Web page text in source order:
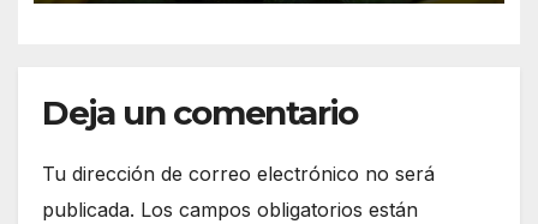
Deja un comentario
Tu dirección de correo electrónico no será
publicada. Los campos obligatorios están